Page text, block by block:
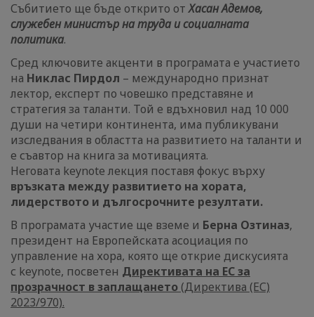
Събитието ще бъде открито отХасан Адемов,
служебен министър на труда и социалната
политика.
Сред ключовите акценти в програмата е участието
на Никлас Пирдол – международно признат
лектор, експерт по човешко представяне и
стратегия за таланти. Той е вдъхновил над 10 000
души на четири континента, има публикувани
изследвания в областта на развитието на таланти и
е съавтор на книга за мотивацията.
Неговата keynote лекция поставя фокус върху
връзката между развитието на хората,
лидерството и дългосрочните резултати.
В програмата участие ще вземе и Берна Озтиназ,
президент на Европейската асоциация по
управление на хора, която ще открие дискусията
с keynote, посветен Директивата на ЕС за
прозрачност в заплащането (Директива (ЕС)
2023/970).